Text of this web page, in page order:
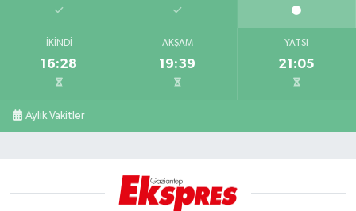
İKINDI
16:28
AKŞAM
19:39
YATSI
21:05
Aylık Vakitler